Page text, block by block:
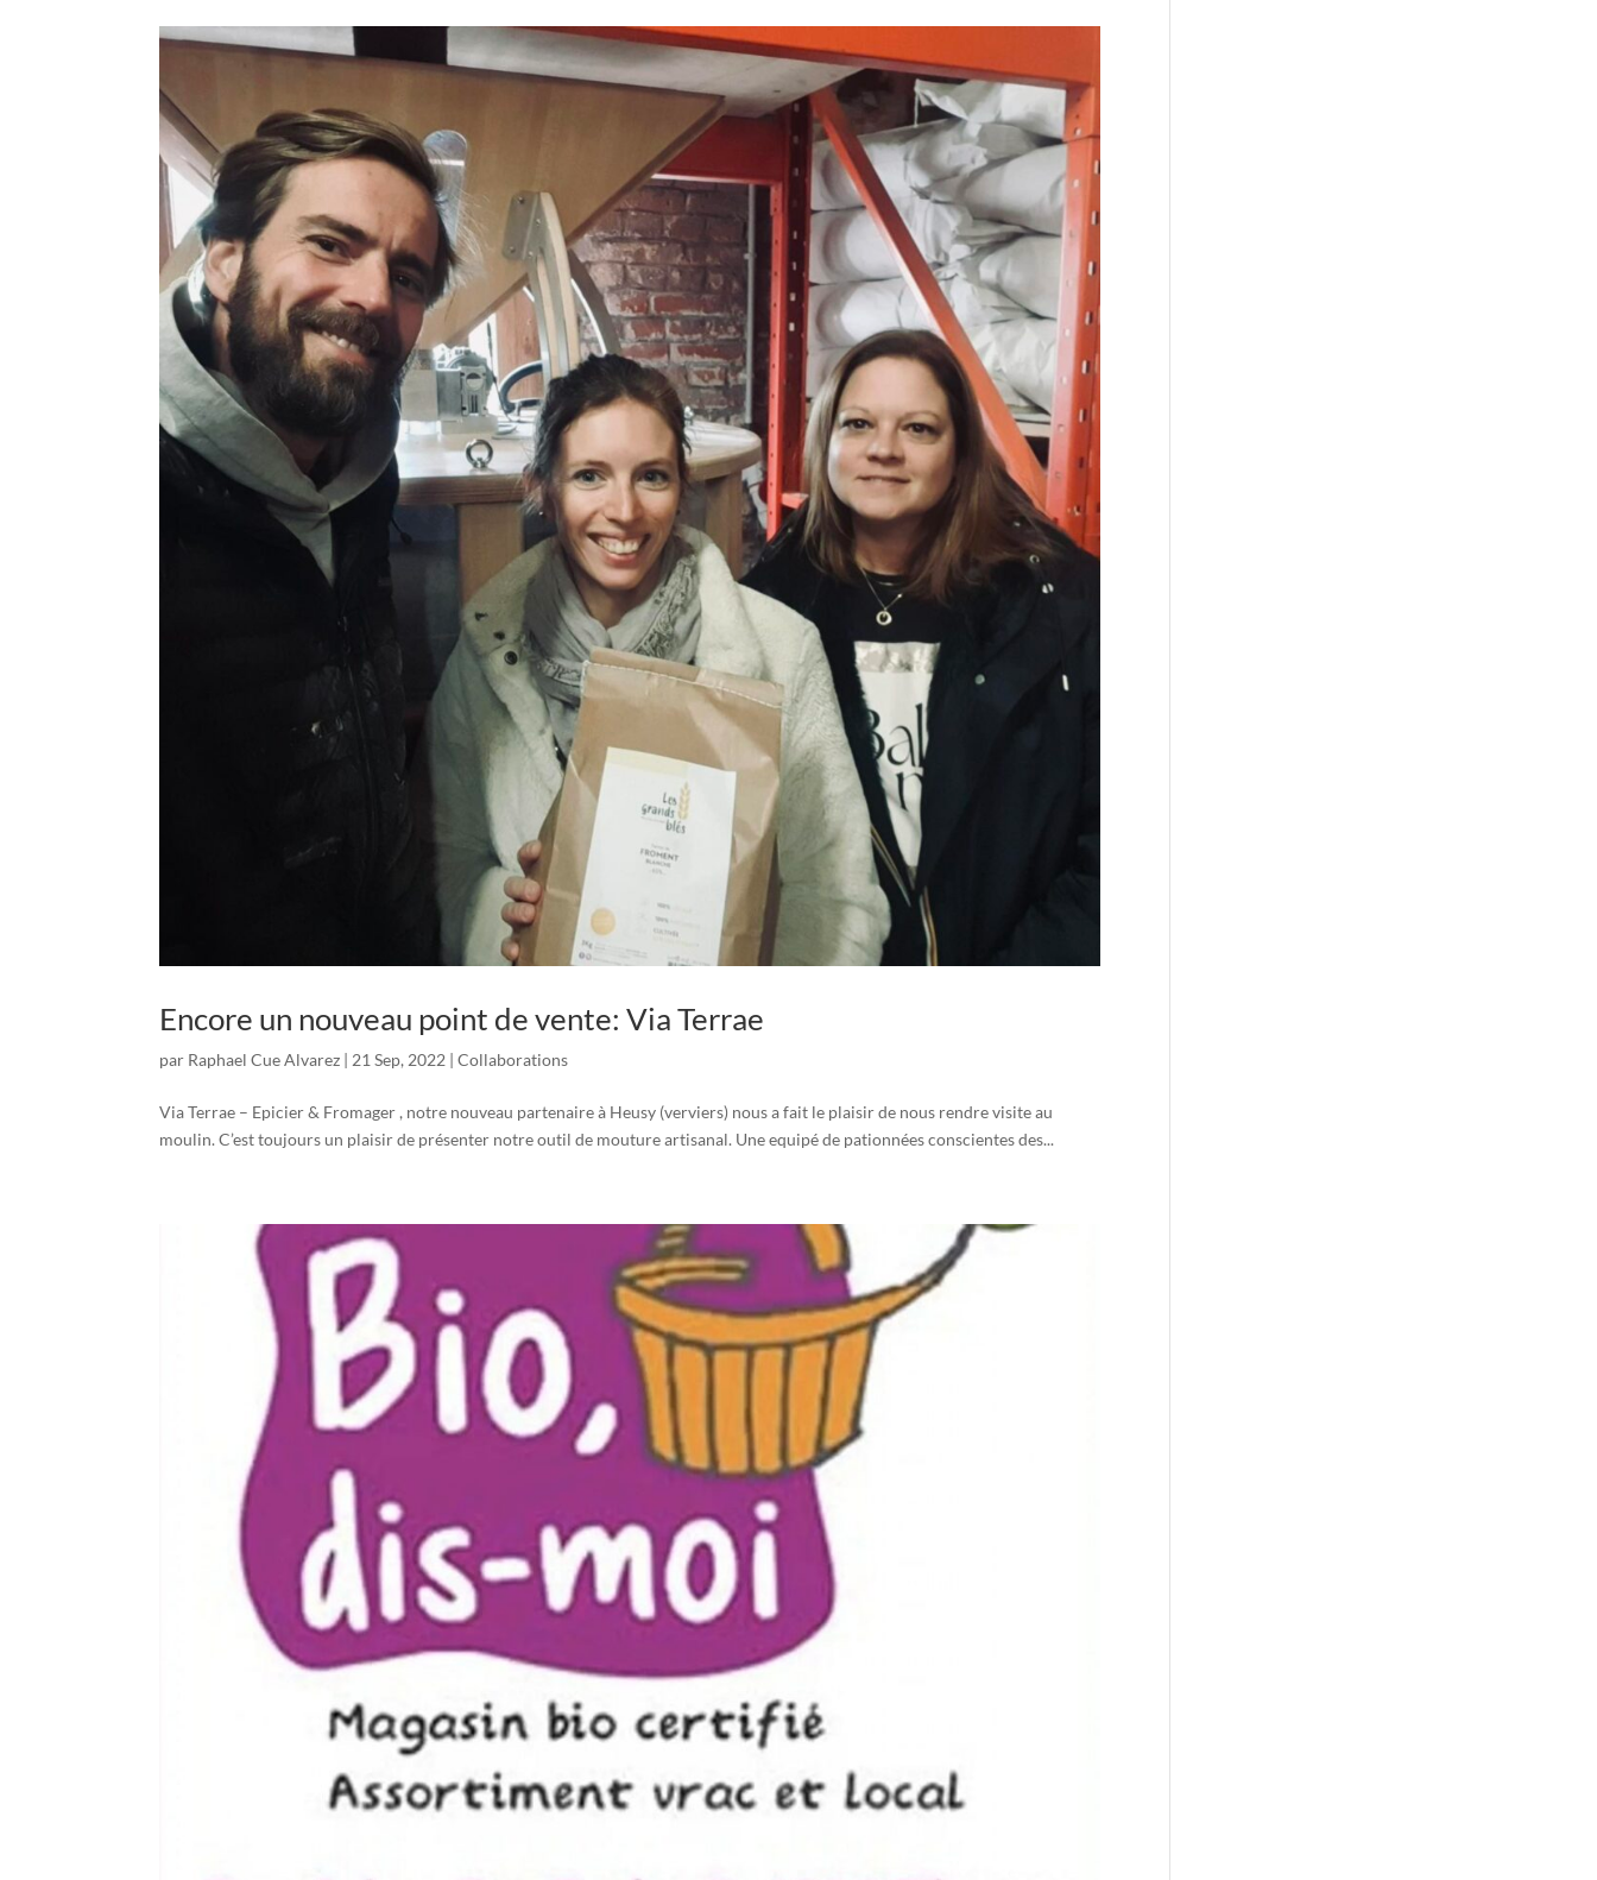
Encore un nouveau point de vente: Via Terrae
par Raphael Cue Alvarez | 21 Sep, 2022 |Collaborations
Via Terrae – Epicier & Fromager , notre nouveau partenaire à Heusy (verviers) nous a fait le plaisir de nous rendre visite au
moulin. C’est toujours un plaisir de présenter notre outil de mouture artisanal. Une equipé de pationnées conscientes des...